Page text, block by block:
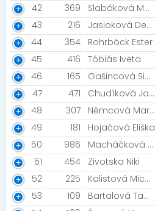
42
369 Slabáková Monika
43
216 Jasioková Denisa
44
354 Rohrböck Ester
45
416 Tóbiás Iveta
46
165 Gašincová Simona [MIZUNO TEAM]
47
471 Chudíková Jana
48
307 Němcová Marie
49
181 Hojačová Eliška
50
986 Macháčková Monika
51
454 Zivotska Niki
52
225 Kalistová Michaela
53
109 Bartalová Tamara